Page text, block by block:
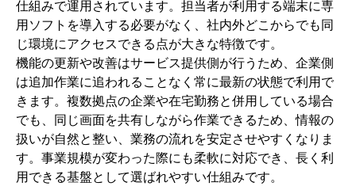
仕組みで運用されています。担当者が利用する端末に専
用ソフトを導入する必要がなく、社内外どこからでも同
じ環境にアクセスできる点が大きな特徴です。
機能の更新や改善はサービス提供側が行うため、企業側
は追加作業に追われることなく常に最新の状態で利用で
きます。複数拠点の企業や在宅勤務と併用している場合
でも、同じ画面を共有しながら作業できるため、情報の
扱いが自然と整い、業務の流れを安定させやすくなりま
す。事業規模が変わった際にも柔軟に対応でき、長く利
用できる基盤として選ばれやすい仕組みです。